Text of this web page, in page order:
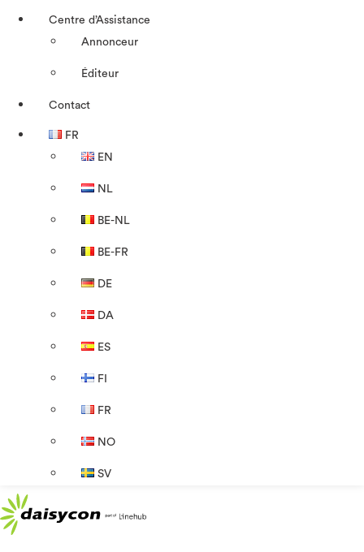
Centre d’Assistance
Annonceur
Éditeur
Contact
FR
EN
NL
BE-NL
BE-FR
DE
DA
ES
FI
FR
NO
SV